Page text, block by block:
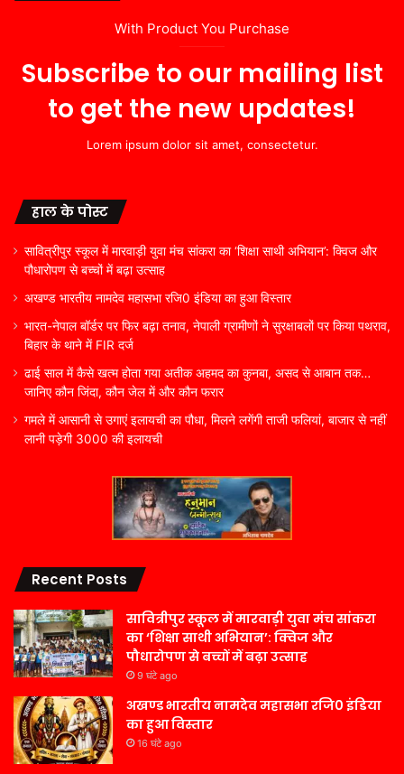
With Product You Purchase
Subscribe to our mailing list
to get the new updates!
Lorem ipsum dolor sit amet, consectetur.
हाल के पोस्ट
सावित्रीपुर स्कूल में मारवाड़ी युवा मंच सांकरा का ‘शिक्षा साथी अभियान’: क्विज और
पौधारोपण से बच्चों में बढ़ा उत्साह
अखण्ड भारतीय नामदेव महासभा रजि0 इंडिया का हुआ विस्तार
भारत-नेपाल बॉर्डर पर फिर बढ़ा तनाव, नेपाली ग्रामीणों ने सुरक्षाबलों पर किया पथराव,
बिहार के थाने में FIR दर्ज
ढाई साल में कैसे खत्म होता गया अतीक अहमद का कुनबा, असद से आबान तक…
जानिए कौन जिंदा, कौन जेल में और कौन फरार
गमले में आसानी से उगाएं इलायची का पौधा, मिलने लगेंगी ताजी फलियां, बाजार से नहीं
लानी पड़ेगी 3000 की इलायची
Recent Posts
सावित्रीपुर स्कूल में मारवाड़ी युवा मंच सांकरा
का ‘शिक्षा साथी अभियान’: क्विज और
पौधारोपण से बच्चों में बढ़ा उत्साह
9 घंटे ago
अखण्ड भारतीय नामदेव महासभा रजि0 इंडिया
का हुआ विस्तार
16 घंटे ago